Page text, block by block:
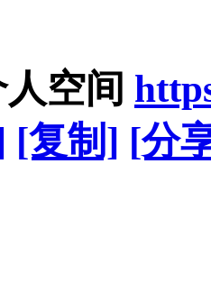
空间
[复制] [分